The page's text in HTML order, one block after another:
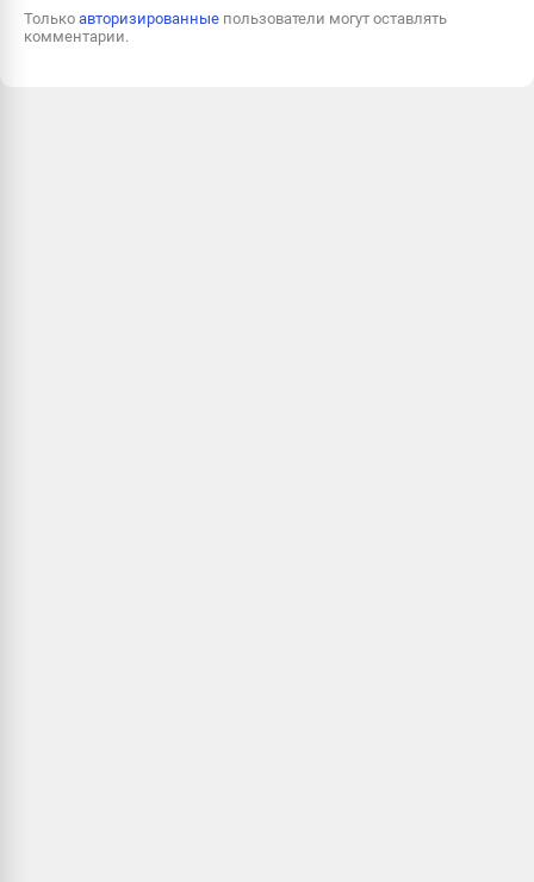
Только авторизированные пользователи могут оставлять
комментарии.